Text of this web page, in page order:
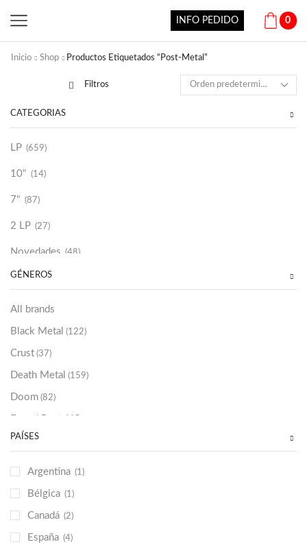
INFO PEDIDO 0
Inicio Shop Productos Etiquetados “Post-Metal”
Filtros
CATEGORÍAS
LP (659)
10" (14)
7" (87)
2 LP (27)
Novedades (48)
Vinilako (34)
Sold Out
GÉNEROS
All brands
Black Metal (122)
Crust (37)
Death Metal (159)
Doom (82)
Grindcore
PAÍSES
Argentina (1)
Bélgica (1)
Canadá (2)
España (4)